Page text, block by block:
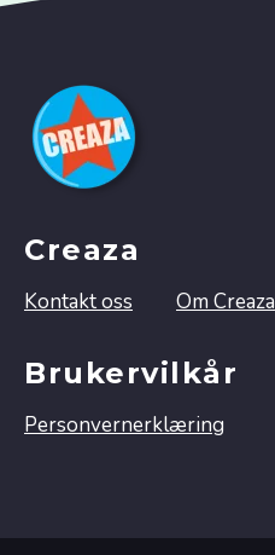
Creaza
Kontakt oss Om Creaza
Brukervilkår
Personvernerklæring